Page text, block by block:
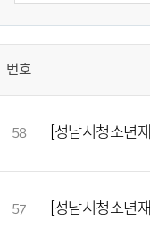
번호
58 [성남시청소년
57 [성남시청소년